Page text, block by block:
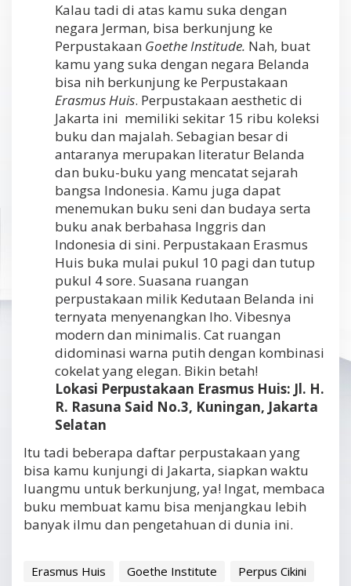
Kalau tadi di atas kamu suka dengan
negara Jerman, bisa berkunjung ke
Perpustakaan Goethe Institude. Nah, buat
kamu yang suka dengan negara Belanda
bisa nih berkunjung ke Perpustakaan
Erasmus Huis. Perpustakaan aesthetic di
Jakarta ini memiliki sekitar 15 ribu koleksi
buku dan majalah. Sebagian besar di
antaranya merupakan literatur Belanda
dan buku-buku yang mencatat sejarah
bangsa Indonesia. Kamu juga dapat
menemukan buku seni dan budaya serta
buku anak berbahasa Inggris dan
Indonesia di sini. Perpustakaan Erasmus
Huis buka mulai pukul 10 pagi dan tutup
pukul 4 sore. Suasana ruangan
perpustakaan milik Kedutaan Belanda ini
ternyata menyenangkan lho. Vibesnya
modern dan minimalis. Cat ruangan
didominasi warna putih dengan kombinasi
cokelat yang elegan. Bikin betah!
Lokasi Perpustakaan Erasmus Huis: Jl. H.
R. Rasuna Said No.3, Kuningan, Jakarta
Selatan
Itu tadi beberapa daftar perpustakaan yang
bisa kamu kunjungi di Jakarta, siapkan waktu
luangmu untuk berkunjung, ya! Ingat, membaca
buku membuat kamu bisa menjangkau lebih
banyak ilmu dan pengetahuan di dunia ini.
Erasmus Huis Goethe Institute
Perpus Cikini